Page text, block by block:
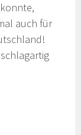
auch für